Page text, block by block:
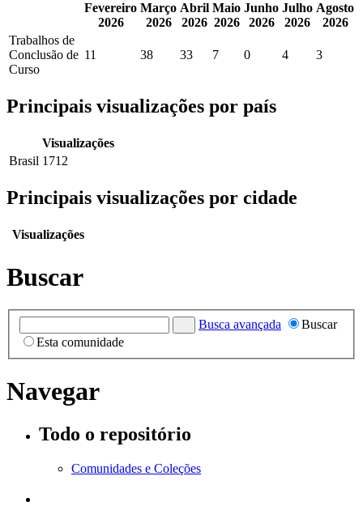
Fevereiro
2026
Março
2026
Abril
2026
Maio
2026
Junho
2026
Julho
2026
Agosto
2026
Trabalhos de
Conclusão de
Curso
11 38 33 7 0 4 3
Principais visualizações por país
Visualizações
Brasil 1712
Principais visualizações por cidade
Visualizações
Buscar
Busca avançada
Buscar
Esta comunidade
Navegar
Todo o repositório
Comunidades e Coleções